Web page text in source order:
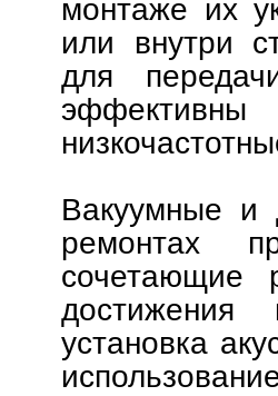
монтаже их
или внутри
для
Вакуумные и
ремонтах
сочетающие
достижения
установка